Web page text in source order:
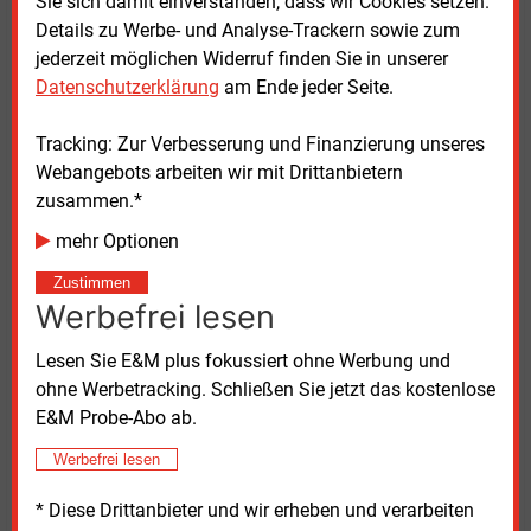
Details zu Werbe- und Analyse-Trackern sowie zum
jederzeit möglichen Widerruf finden Sie in unserer
Datenschutzerklärung am Ende jeder Seite.
Tracking: Zur Verbesserung und Finanzierung unseres
Webangebots arbeiten wir mit Drittanbietern
zusammen.*
mehr Optionen
Zustimmen
Werbefrei lesen
Lesen Sie E&M plus fokussiert ohne Werbung und
ohne Werbetracking. Schließen Sie jetzt das kostenlose
E&M Probe-Abo ab.
Werbefrei lesen
* Diese Drittanbieter und wir erheben und verarbeiten
Die ORC-Module selbst stehen laut Hersteller
innerhalb von zwölf Monaten zur Verfügung. Die
Installation erfolgt innerhalb eines Monats. Orcan
Jahren an.
Grundsätzlich funktionieren die Orcan-Energy-Module
− sogenannte ORC-Module (Organic Rankine Cycle) −
wie ein Dampfkraftwerk. Anstatt des Arbeitsmediums
Wasser kommt im Prozess eine organische,
beispielsweise kohlenstoffbasierte Flüssigkeit mit
einer niedrigen Verdampfungstemperatur zum
Einsatz. Mithilfe von Wärmetauschern wird die
Flüssigkeit erwärmt und den ORC-Modulen zur
Donnerstag, 2.04.2026, 11:29 Uhr